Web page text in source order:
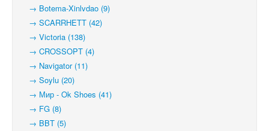
→ Botema-Xinlvdao (9)
→ SCARRHETT (42)
→ Victoria (138)
→ CROSSOPT (4)
→ Navigator (11)
→ Soylu (20)
→ Мир - Ok Shoes (41)
→ FG (8)
→ BBT (5)